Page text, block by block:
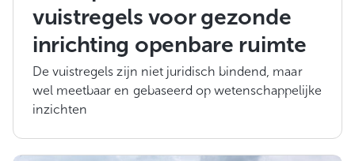
vuistregels voor gezonde
inrichting openbare ruimte
De vuistregels zijn niet juridisch bindend, maar
wel meetbaar en gebaseerd op wetenschappelijke
inzichten